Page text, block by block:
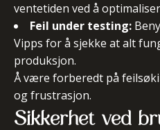
ventetiden ved å
Feil under testing:
Vipps for å sjekke at alt
produksjon.
Å være forberedt på
og frustrasjon.
Sikkerhet ved